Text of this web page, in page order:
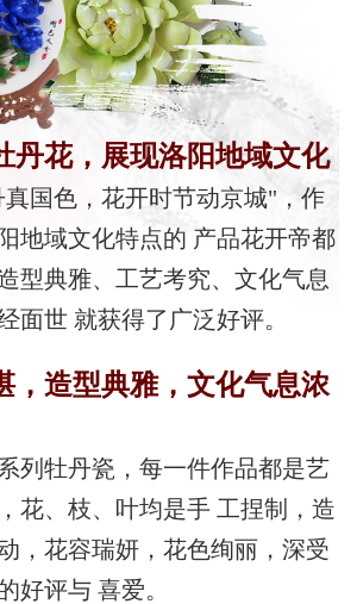
丹花，展现洛阳地域文化
国色，花开时节动京城"，作
地域文化特点的 产品花开帝都
型典雅、工艺考究、文化气息
面世 就获得了广泛好评。
，造型典雅，文化气息浓
列牡丹瓷，每一件作品都是艺
花、枝、叶均是手 工捏制，造
，花容瑞妍，花色绚丽，深受
好评与 喜爱。